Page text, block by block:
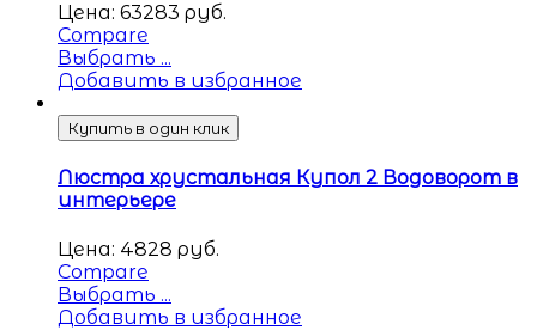
Цена: 63283 руб.
Compare
Выбрать ...
Добавить в избранное
Купить в один клик
Люстра хрустальная Купол 2 Водоворот в
интерьере
Цена: 4828 руб.
Compare
Выбрать ...
Добавить в избранное